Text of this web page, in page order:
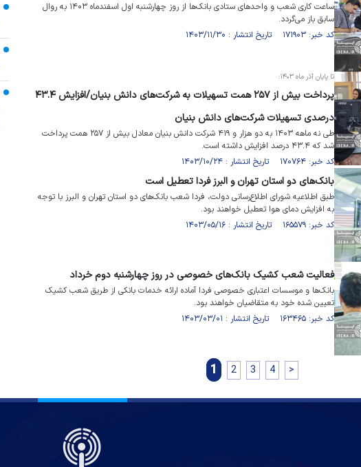
ساعت کاری شعب و واحد‌های ستادی بانک‌ها از روز چهارشنبه اول اسفندماه ۱۴۰۳ به روال
سابق باز می‌گردد.
کد خبر: ۱۷۱۹۰۳ تاریخ انتشار : ۱۴۰۳/۱۱/۳۰
تا پایان آذر ماه ۱۴۰۳:
پرداخت بیش از ۲۵۷ همت تسهیلات به شرکت‌های دانش بنیان/افزایش ۴۳.۴
درصدی تسهیلات شرکت‌های دانش بنیان
طی نه ماهه ۱۴۰۳ به دو هزار و ۴۱۹ شرکت دانش بنیان معادل بیش از ۲۵۷ همت پرداخت
شد که ۴۳.۴ درصد افزایش داشته است.
کد خبر: ۱۷۰۷۶۴ تاریخ انتشار : ۱۴۰۳/۱۰/۲۴
بانک‌های دو استان تهران و البرز فردا تعطیل است
طبق اطلاعیه شورای اطلاع‌رسانی دولت، فردا شعب بانک‌های دو استان تهران و البرز با توجه
به افزایش دمای هوا تعطیل خواهند بود.
کد خبر: ۱۶۵۵۷۹ تاریخ انتشار : ۱۴۰۳/۰۵/۱۶
فعالیت شعب کشیک بانک‌های خصوصی در روز چهارشنبه دوم خرداد
بانک‌ها و موسسات اعتباری خصوصی فردا آماده ارائه خدمات بانکی از طریق شعب کشیک
تعیین شده خود به متقاضیان خواهند بود.
کد خبر: ۱۶۳۴۶۵ تاریخ انتشار : ۱۴۰۳/۰۳/۰۱
1 2 3 4 >